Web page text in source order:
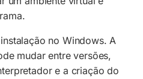
no Windows. A
mudar entre versões,
e a criação do